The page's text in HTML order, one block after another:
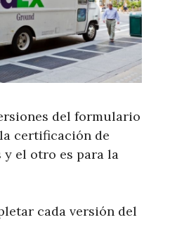
del formulario
certificación de
el otro es para la
cada versión del